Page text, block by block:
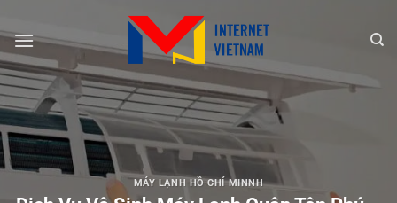
đến
nội
dung
MÁY LẠNH HỒ CHÍ MINNH